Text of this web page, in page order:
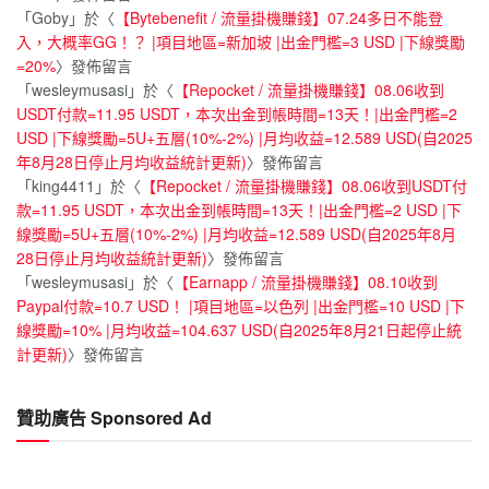
「Goby」於〈 【Bytebenefit / 流量掛機賺錢】07.24多日不能登
入，大概率GG！？ |項目地區=新加坡 |出金門檻=3 USD |下線獎勵
=20%〉發佈留言
「wesleymusasi」於〈 【Repocket / 流量掛機賺錢】08.06收到
USDT付款=11.95 USDT，本次出金到帳時間=13天！|出金門檻=2
USD |下線獎勵=5U+五層(10%-2%) |月均收益=12.589 USD(自2025
年8月28日停止月均收益統計更新)〉發佈留言
「king4411 」於〈 【Repocket / 流量掛機賺錢】08.06收到USDT付
款=11.95 USDT，本次出金到帳時間=13天！|出金門檻=2 USD |下
線獎勵=5U+五層(10%-2%) |月均收益=12.589 USD(自2025年8月
28日停止月均收益統計更新)〉發佈留言
「wesleymusasi」於〈 【Earnapp / 流量掛機賺錢】08.10收到
Paypal付款=10.7 USD！ |項目地區=以色列 |出金門檻=10 USD |下
線獎勵=10% |月均收益=104.637 USD(自2025年8月21日起停止統
計更新)〉發佈留言
贊助廣告 Sponsored Ad